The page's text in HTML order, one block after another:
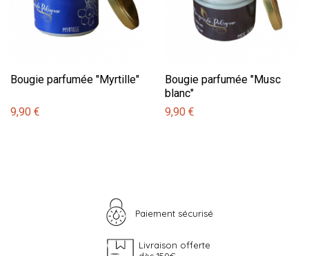
Bougie parfumée "Myrtille"
9,90 €
Bougie parfumée "Musc
blanc"
9,90 €
Paiement sécurisé
Livraison offerte